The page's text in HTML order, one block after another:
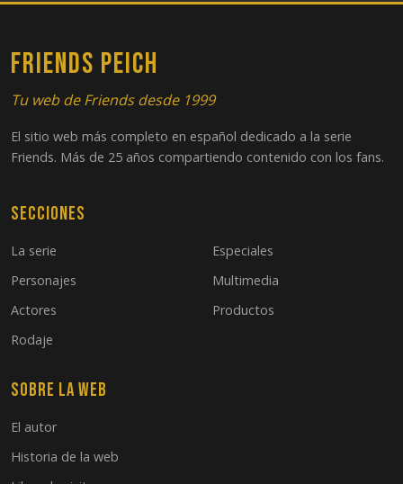
FRIENDS PEICH
Tu web de Friends desde 1999
El sitio web más completo en español dedicado a la serie
Friends. Más de 25 años compartiendo contenido con los fans.
Secciones
La serie
Personajes
Actores
Rodaje
Especiales
Multimedia
Productos
Sobre la web
El autor
Historia de la web